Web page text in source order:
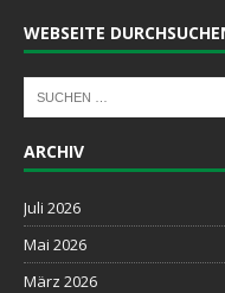
WEBSEITE
ARCHIV
Juli 2026
Mai 2026
März 2026